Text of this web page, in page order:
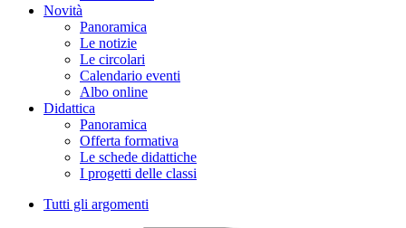
Novità
Panoramica
Le notizie
Le circolari
Calendario eventi
Albo online
Didattica
Panoramica
Offerta formativa
Le schede didattiche
I progetti delle classi
Tutti gli argomenti